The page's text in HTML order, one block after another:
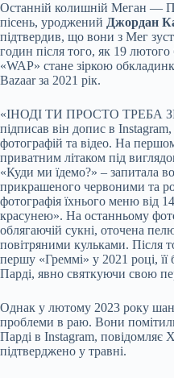
Останній колишній Меган —
пісень, уроджений Джордан
підтвердив, що вони з Мег
годин після того, як 19
«WAP» стане зіркою
Bazaar за 2021 рік.
«ІНОДІ ТИ ПРОСТО ТРЕБА
підписав він допис в Instagram,
фотографій та відео. На
приватним літаком під
«Куди ми їдемо?» – запитала
прикрашеного червоними та
фотографія їхнього меню від
красунею». На останньому
облягаючій сукні, оточена
повітряними кульками. Після
першу «Греммі» у 2021 році,
Парді, явно святкуючи свою
Однак у лютому 2023 року
проблеми в раю. Вони
Парді в Instagram, повідомляє
підтверджено у травні.